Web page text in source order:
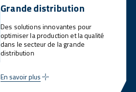
Grande distribution
Des solutions innovantes pour
optimiser la production et la qualité
dans le secteur de la grande
distribution
En savoir plus